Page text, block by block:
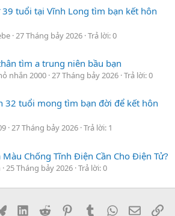
39 tuổi tại Vĩnh Long tìm bạn kết hôn
27 Tháng bảy 2026 Trả lời: 0
tìm a trung niên bầu bạn
nhắn 2000 27 Tháng bảy 2026 Trả lời: 0
32 tuổi mong tìm bạn đời để kết hôn
27 Tháng bảy 2026 Trả lời: 1
Màu Chống Tĩnh Điện Cần Cho Điện Tử?
25 Tháng bảy 2026 Trả lời: 0
BlueskyLinkedInReddit PinterestTumblrWhatsApp
Email